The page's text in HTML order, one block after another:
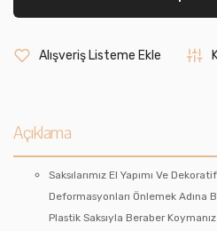
Alışveriş Listeme Ekle
Açıklama
Saksılarımız El Yapımı Ve
Deformasyonları Önlemek Adına
Plastik Saksıyla Beraber